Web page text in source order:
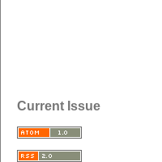
Current Issue